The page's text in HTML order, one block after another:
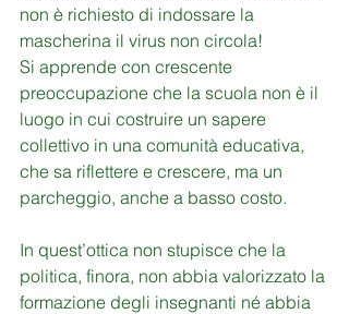
non è richiesto di indossare la
mascherina il virus non circola!
Si apprende con crescente
preoccupazione che la scuola non è il
luogo in cui costruire un sapere
collettivo in una comunità educativa,
che sa riflettere e crescere, ma un
parcheggio, anche a basso costo.
In quest’ottica non stupisce che la
politica, finora, non abbia valorizzato la
formazione degli insegnanti né abbia